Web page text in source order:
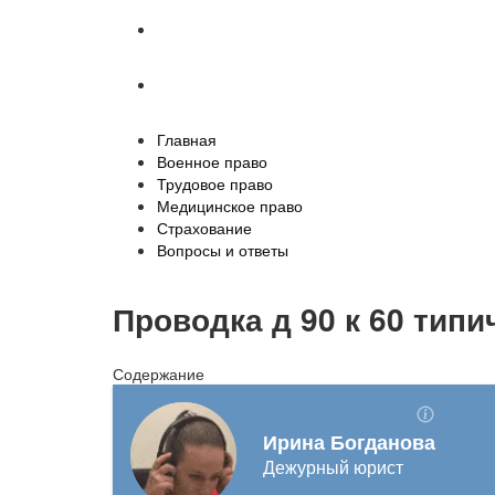
Главная
Военное право
Трудовое право
Медицинское право
Страхование
Вопросы и ответы
Проводка д 90 к 60
Содержание